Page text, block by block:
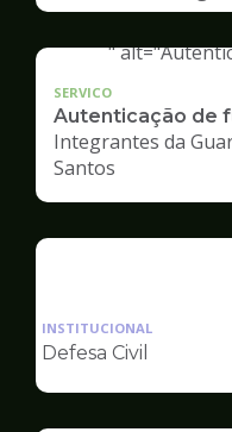
"
SERVICO
Autenticação de
Integrantes da
Santos
INSTITUCIONAL
Defesa Civil